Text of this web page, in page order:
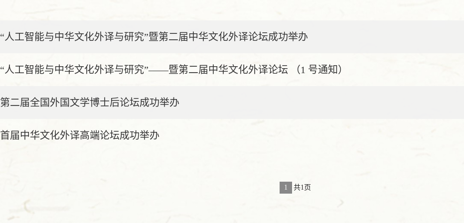
“人工智能与中华文化外译与研究”暨第二届中华文化外译论坛成功举办
“人工智能与中华文化外译与研究”——暨第二届中华文化外译论坛 （1 号通知）
第二届全国外国文学博士后论坛成功举办
首届中华文化外译高端论坛成功举办
1 共1页